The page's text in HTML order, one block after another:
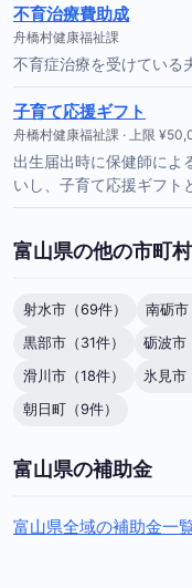
不育治療費助成
舟橋村健康福祉課
不育症治療を受けている
子育て応援ギフト
舟橋村健康福祉課 · 上限
出生届出時に保健師によ
いし、子育て応援ギフト
富山県の他の市町村
射水市（69件） 南砺市
黒部市（31件）
砺波市
滑川市（18件）
氷見市
朝日町（9件）
富山県の補助金
富山県全域の補助金一